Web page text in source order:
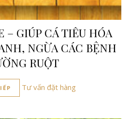
– GIÚP CÁ TIÊU HÓA
NGỪA CÁC BỆNH
RUỘT
Tư vấn đặt hàng